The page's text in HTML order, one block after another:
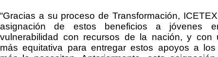
“Gracias a su proceso de Transformación, ICETEX
asignación de estos beneficios a jóvenes
vulnerabilidad con recursos de la nación, y con
más equitativa para entregar estos apoyos a